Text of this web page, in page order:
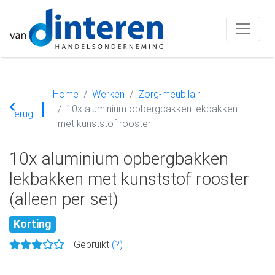
Terug
Home Werken
Zorg-meubilair
10x aluminium opbergbakken lekbakken
met kunststof rooster
10x aluminium opbergbakken
lekbakken met kunststof rooster
(alleen per set)
Korting
Gebruikt (?)